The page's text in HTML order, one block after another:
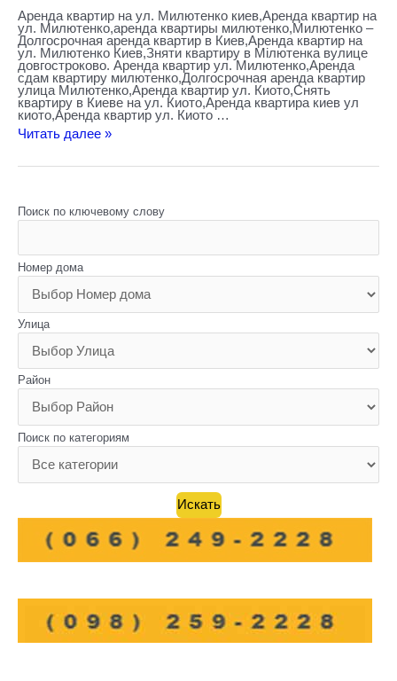
Аренда квартир на ул. Милютенко киев,Аренда квартир на
ул. Милютенко,аренда квартиры милютенко,Милютенко –
Долгосрочная аренда квартир в Киев,Аренда квартир на
ул. Милютенко Киев,Зняти квартиру в Мілютенка вулице
довгостроково. Аренда квартир ул. Милютенко,Aренда
сдам квартиру милютенко,Долгосрочная аренда квартир
улица Милютенко,Аренда квартир ул. Киото,Снять
квартиру в Киеве на ул. Киото,Aренда квартира киев ул
киото,Аренда квартир ул. Киото …
Читать далее »
Поиск по ключевому слову
Номер дома
Улица
Район
Поиск по категориям